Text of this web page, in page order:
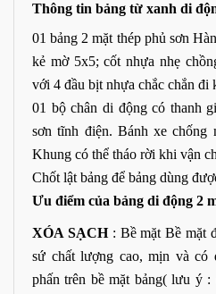
Thông tin bảng từ xanh di
01 bảng 2 mặt thép phủ sơn
kẻ mờ 5x5; cốt nhựa nhẹ
với 4 đầu bịt nhựa chắc chắn đi
01 bộ chân di động có thanh
sơn tĩnh điện. Bánh xe chống
Khung có thể tháo rời khi vận
Chốt lật bảng để bảng dùng
Ưu điểm của bảng di động 2
XÓA SẠCH: Bề mặt Bề mặt
sứ chất lượng cao, mịn và
phấn trên bề mặt bảng( lưu ý